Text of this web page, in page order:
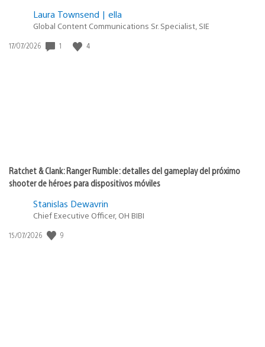
Laura Townsend | ella
Global Content Communications Sr. Specialist, SIE
Fecha
17/07/2026 1 4
Ratchet & Clank: Ranger Rumble: detalles del gameplay del próximo
shooter de héroes para dispositivos móviles
Stanislas Dewavrin
Chief Executive Officer, OH BIBI
Fecha
15/07/2026 9